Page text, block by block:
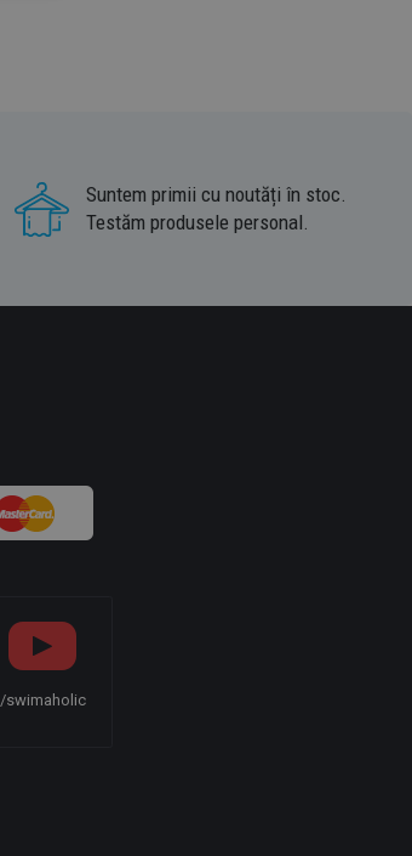
Suntem primii cu noutăți în stoc.
Testăm produsele personal.
/swimaholic